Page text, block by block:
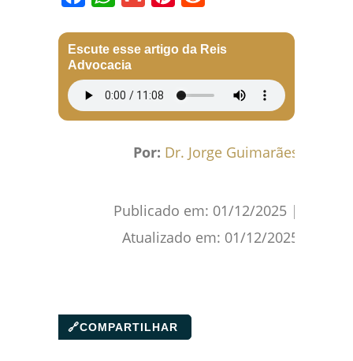
Escute esse artigo da Reis
Advocacia
Por: Dr. Jorge Guimarães
Publicado em: 01/12/2025 |
Atualizado em: 01/12/2025
🔗COMPARTILHAR